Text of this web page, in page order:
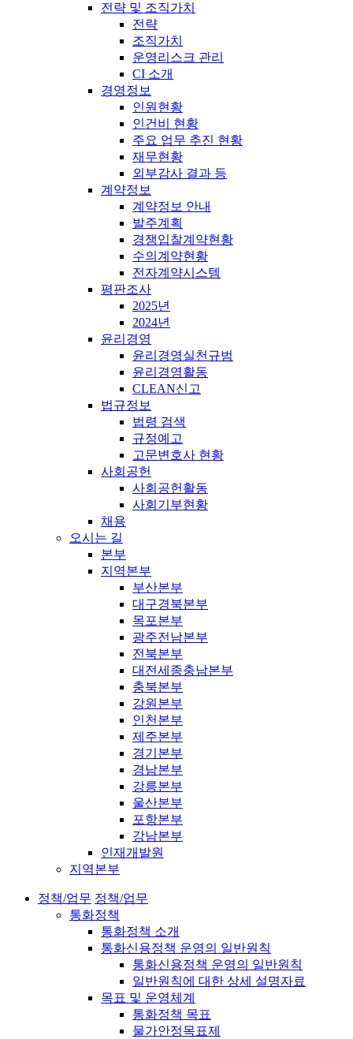
전략 및 조직가치
전략
조직가치
운영리스크 관리
CI 소개
경영정보
인원현황
인건비 현황
주요 업무 추진 현황
재무현황
외부감사 결과 등
계약정보
계약정보 안내
발주계획
경쟁입찰계약현황
수의계약현황
전자계약시스템
평판조사
2025년
2024년
윤리경영
윤리경영실천규범
윤리경영활동
CLEAN신고
법규정보
법령 검색
규정예고
고문변호사 현황
사회공헌
사회공헌활동
사회기부현황
채용
오시는 길
본부
지역본부
부산본부
대구경북본부
목포본부
광주전남본부
전북본부
대전세종충남본부
충북본부
강원본부
인천본부
제주본부
경기본부
경남본부
강릉본부
울산본부
포항본부
강남본부
인재개발원
지역본부
정책/업무 정책/업무
통화정책
통화정책 소개
통화신용정책 운영의 일반원칙
통화신용정책 운영의 일반원칙
일반원칙에 대한 상세 설명자료
목표 및 운영체계
통화정책 목표
물가안정목표제